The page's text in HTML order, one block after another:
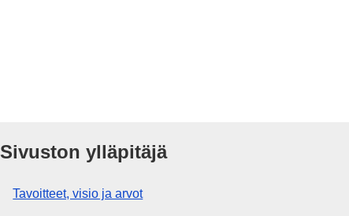
Sivuston ylläpitäjä
Tavoitteet, visio ja arvot